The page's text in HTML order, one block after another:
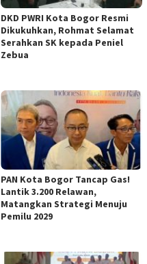
DKD PWRI Kota Bogor Resmi
Dikukuhkan, Rohmat Selamat
Serahkan SK kepada Peniel
Zebua
PAN Kota Bogor Tancap Gas!
Lantik 3.200 Relawan,
Matangkan Strategi Menuju
Pemilu 2029